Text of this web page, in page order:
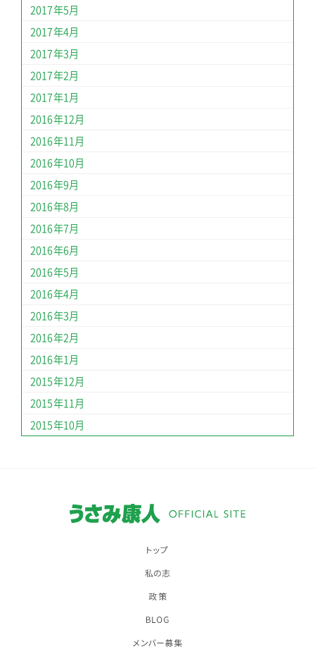
2017年5月
2017年4月
2017年3月
2017年2月
2017年1月
2016年12月
2016年11月
2016年10月
2016年9月
2016年8月
2016年7月
2016年6月
2016年5月
2016年4月
2016年3月
2016年2月
2016年1月
2015年12月
2015年11月
2015年10月